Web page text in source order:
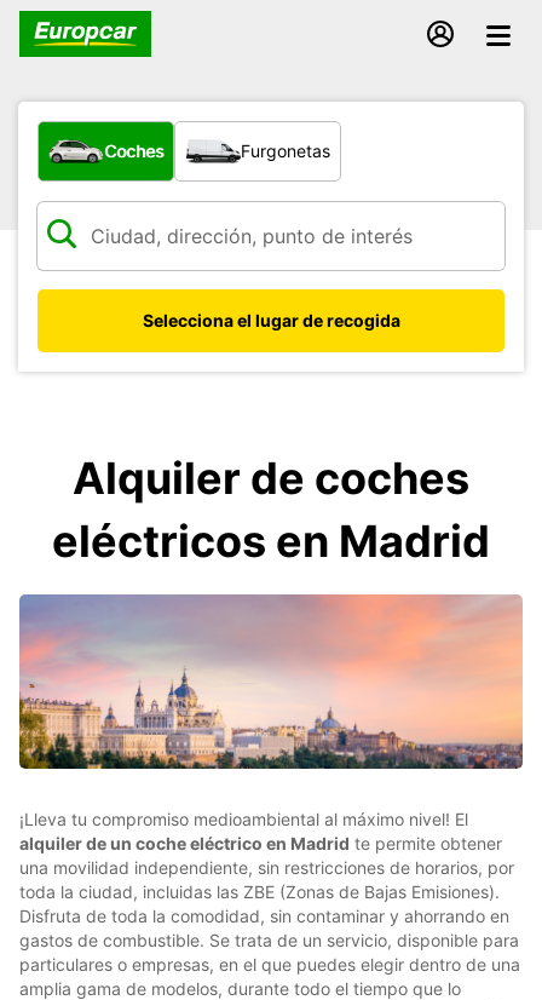
¿Qué tipo de vehículo?
Coches Furgonetas
Selecciona el lugar de recogida
Alquiler de coches
eléctricos en Madrid
¡Lleva tu compromiso medioambiental al máximo nivel! El
alquiler de un coche eléctrico en Madrid te permite obtener
una movilidad independiente, sin restricciones de horarios, por
toda la ciudad, incluidas las ZBE (Zonas de Bajas Emisiones).
Disfruta de toda la comodidad, sin contaminar y ahorrando en
gastos de combustible. Se trata de un servicio, disponible para
particulares o empresas, en el que puedes elegir dentro de una
amplia gama de modelos, durante todo el tiempo que lo